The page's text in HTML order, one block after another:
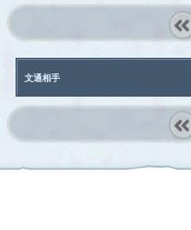
文通相手